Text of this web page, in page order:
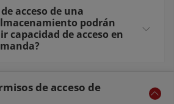
acceso de una
podrán
capacidad de acceso en
de acceso de